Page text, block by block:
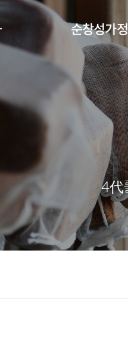
순창성가
회사
인
회
찾아
4代